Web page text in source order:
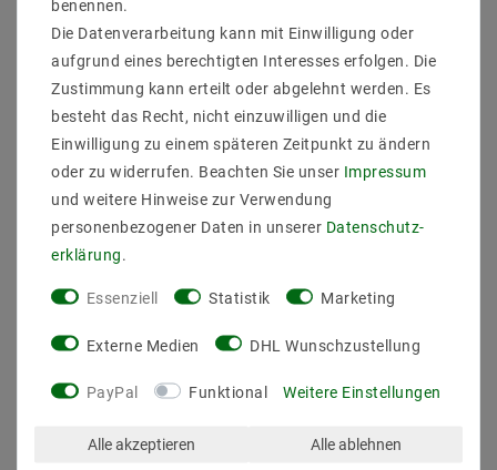
Anzahl der LEDs pro Meter : 126
Lumen / LED : 11,3
Länge (Meter) : 5
Gesamtlichtstrom bis : 7119
Farbwiedergabe : 83
Betriebstemperatur (C°) : -20ºC - 80ºC
Arbeitsspannung (Volt) : 24
Arbeitsstrom / Meter max bis (mA) : 400
gesamter Arbeitsstrom (max) bis (mA) : 2
Leistung (W) pro Meter bis : 9,6
Breite in mm : 10
Lichtausbeute bis : 148 lm/W
Schutzklasse : 67
Nennlebensdauer bis zu (Stunden) : 50000
dimmbar : dimmbar über PWM
benennen.
Die Datenverarbeitung kann mit Einwilligung oder
aufgrund eines berechtigten Interesses erfolgen. Die
Zustimmung kann erteilt oder abgelehnt werden. Es
besteht das Recht, nicht einzuwilligen und die
Einwilligung zu einem späteren Zeitpunkt zu ändern
oder zu widerrufen. Beachten Sie unser Impressum
und weitere Hinweise zur Verwendung
personenbezogener Daten in unserer Daten­schutz­
erklärung.
Essenziell Statistik Marketing
Externe Medien DHL Wunschzustellung
PayPal Funktional Weitere Einstellungen
Alle akzeptieren Alle ablehnen